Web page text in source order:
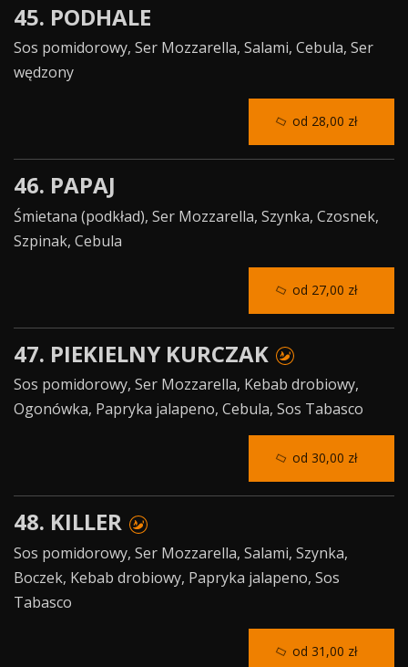
45. PODHALE
Sos pomidorowy, Ser Mozzarella, Salami, Cebula, Ser
wędzony
46. PAPAJ
Śmietana (podkład), Ser Mozzarella, Szynka, Czosnek,
Szpinak, Cebula
47. PIEKIELNY KURCZAK
Sos pomidorowy, Ser Mozzarella, Kebab drobiowy,
Ogonówka, Papryka jalapeno, Cebula, Sos Tabasco
48. KILLER
Sos pomidorowy, Ser Mozzarella, Salami, Szynka,
Boczek, Kebab drobiowy, Papryka jalapeno, Sos
Tabasco